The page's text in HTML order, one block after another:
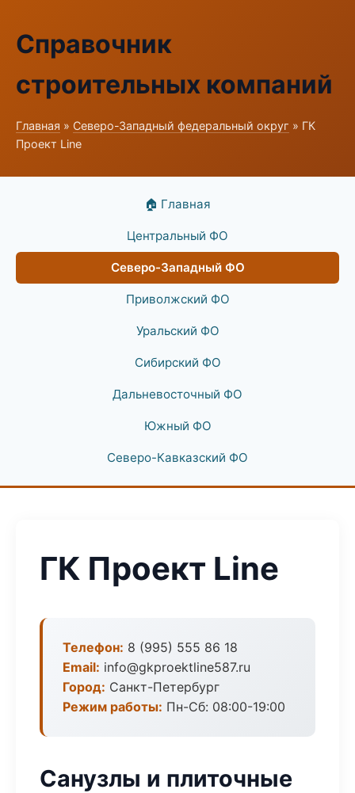
Справочник
строительных компаний
Главная » Северо-Западный федеральный округ » ГК
Проект Line
🏠 Главная
Центральный ФО
Северо-Западный ФО
Приволжский ФО
Уральский ФО
Сибирский ФО
Дальневосточный ФО
Южный ФО
Северо-Кавказский ФО
ГК Проект Line
Телефон: 8 (995) 555 86 18
Email: info@gkproektline587.ru
Город: Санкт-Петербург
Режим работы: Пн-Сб: 08:00-19:00
Санузлы и плиточные